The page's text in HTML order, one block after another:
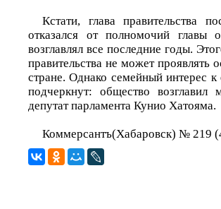
Кстати, глава правительства
отказался от полномочий главы
возглавлял все последние годы.
правительства не может проявлять
стране. Однако семейный интерес
подчеркнут: общество
депутат парламента Кунио Хатояма.
Коммерсантъ(Хабаровск) № 219